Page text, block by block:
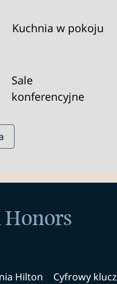
Kuchnia w pokoju
Sale
konferencyjne
Honors
Hilton
Cyfrowy klucz